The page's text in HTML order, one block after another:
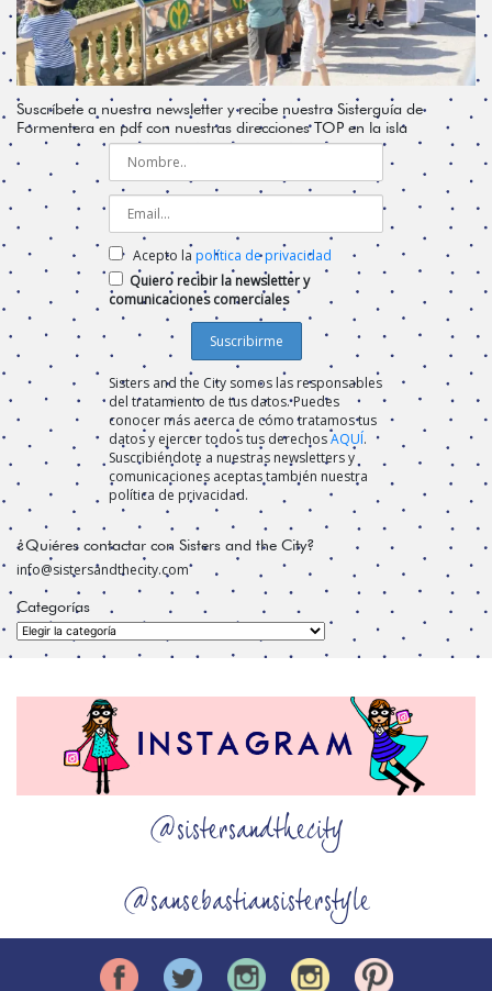
Suscríbete a nuestra newsletter y recibe nuestra Sisterguía de
Formentera en pdf con nuestras direcciones TOP en la isla
Acepto la política de privacidad
Quiero recibir la newsletter y
comunicaciones comerciales
Sisters and the City somos las responsables
del tratamiento de tus datos. Puedes
conocer más acerca de cómo tratamos tus
datos y ejercer todos tus derechosAQUÍ.
Suscribiéndote a nuestras newsletters y
comunicaciones aceptas también nuestra
política de privacidad.
¿Quiéres contactar con Sisters and the City?
info@sistersandthecity.com
Categorías
Categorías
@sistersandthecity
@sansebastiansisterstyle